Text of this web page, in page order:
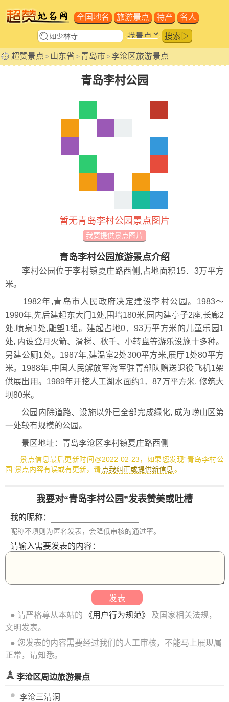
全国地名 旅游景点 特产 名人
搜索▷
超赞景点>山东省>青岛市>李沧区旅游景点
青岛李村公园
暂无青岛李村公园景点图片
我要提供景点图片
青岛李村公园旅游景点介绍
李村公园位于李村镇夏庄路西侧,占地面积15．3万平方
米。
1982年,青岛市人民政府决定建设李村公园。1983～
1990年,先后建起东大门1处,围墙180米,园内建亭子2座,长廊2
处,喷泉1处,雕塑1组。建起占地0．93万平方米的儿童乐园1
处, 内设登月火箭、滑梯、秋千、小转盘等游乐设施十多种。
另建公厕1处。1987年,建温室2处300平方米,展厅1处80平方
米。1988年,中国人民解放军海军驻青部队赠送退役飞机1架
供展出用。1989年开挖人工湖水面约1．87万平方米, 修筑大
坝80米。
公园内除道路、设施以外已全部完成绿化, 成为崂山区第
一处较有规模的公园。
景区地址：青岛李沧区李村镇夏庄路西侧
景点信息最后更新时间@2022-02-23，如果您发现“青岛李村公
园”景点内容有误或有更新，请 点我纠正或提供新信息。
我要对“青岛李村公园”发表赞美或吐槽
我的昵称：
昵称不填则为匿名发表，会降低审核的通过率。
请输入需要发表的内容：
● 请严格尊从本站的 《用户行为规范》
及国家相关法规，
文明发表。
● 您发表的内容需要经过我们的人工审核，不能马上展现属
正常，请知悉。
李沧区周边旅游景点
李沧三清洞